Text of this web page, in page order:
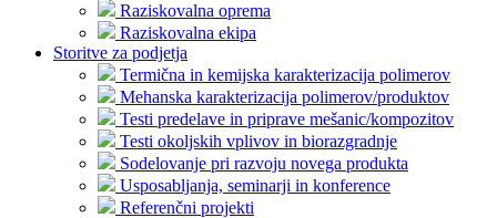
Raziskovalna oprema
Raziskovalna ekipa
Storitve za podjetja
Termična in kemijska karakterizacija polimerov
Mehanska karakterizacija polimerov/produktov
Testi predelave in priprave mešanic/kompozitov
Testi okoljskih vplivov in biorazgradnje
Sodelovanje pri razvoju novega produkta
Usposabljanja, seminarji in konference
Referenčni projekti